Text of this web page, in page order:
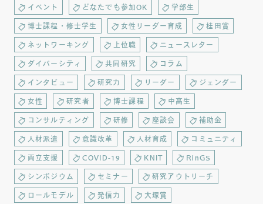
イベント どなたでも参加OK 学部生
博士課程・修士学生 女性リーダー育成 桂田賞
ネットワーキング 上位職 ニュースレター
ダイバーシティ 共同研究 コラム
インタビュー 研究力 リーダー ジェンダー
女性 研究者 博士課程 中高生
コンサルティング 研修 座談会 補助金
人材派遣 意識改革 人材育成 コミュニティ
両立支援 COVID-19 KNIT RinGS
シンポジウム セミナー 研究アウトリーチ
ロールモデル 発信力 大塚賞